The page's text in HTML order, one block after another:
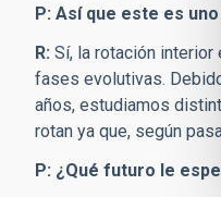
P: Así que este es
R: Sí, la rotación
fases evolutivas.
años, estudiamos
rotan ya que, según
P: ¿Qué futuro le